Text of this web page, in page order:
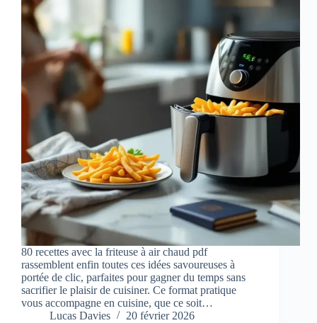
80 recettes avec la friteuse à air chaud pdf
rassemblent enfin toutes ces idées savoureuses à
portée de clic, parfaites pour gagner du temps sans
sacrifier le plaisir de cuisiner. Ce format pratique
vous accompagne en cuisine, que ce soit…
Lucas Davies
20 février 2026